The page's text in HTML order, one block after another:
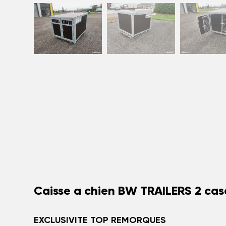
Caisse a chien BW TRAILERS 2
EXCLUSIVITE TOP REMORQUES